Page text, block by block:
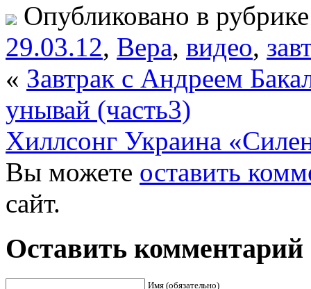
Опубликовано в
29.03.12, Вера, видео,
« Завтрак с Андреем
унывай (часть3)
Хиллсонг Украина
Вы можете оставить
сайт.
Оставить комментарий
Имя (обязательно)